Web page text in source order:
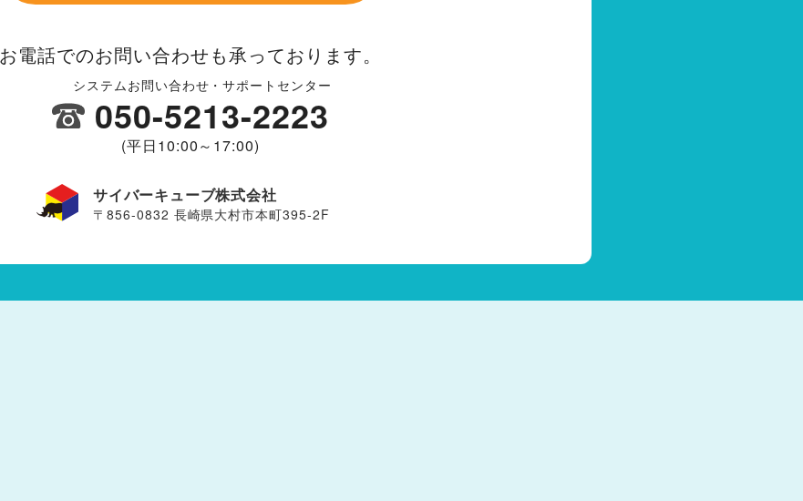
お電話でのお問い合わせも承っております。
システムお問い合わせ・サポートセンター
050-5213-2223
(平日10:00～17:00)
サイバーキューブ株式会社
〒856-0832 長崎県大村市本町395-2F